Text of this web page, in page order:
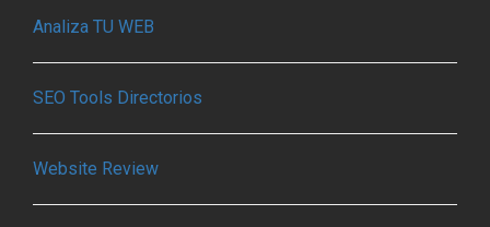
Analiza TU WEB
SEO Tools Directorios
Website Review